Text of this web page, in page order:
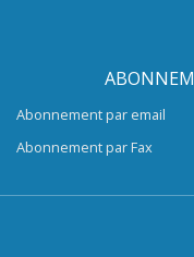
Abonnement par email
Abonnement par Fax